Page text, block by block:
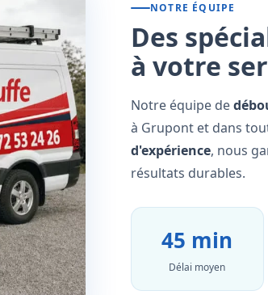
NOTRE ÉQUIPE
Des
à votre
Notre équipe de
à Grupont et dans
d'expérience, nous
résultats durables.
45 min
Délai moyen